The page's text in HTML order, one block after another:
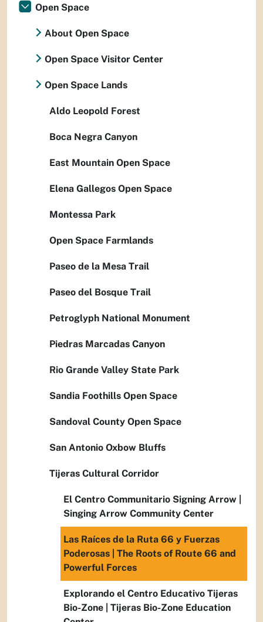
Open Space
About Open Space
Open Space Visitor Center
Open Space Lands
Aldo Leopold Forest
Boca Negra Canyon
East Mountain Open Space
Elena Gallegos Open Space
Montessa Park
Open Space Farmlands
Paseo de la Mesa Trail
Paseo del Bosque Trail
Petroglyph National Monument
Piedras Marcadas Canyon
Rio Grande Valley State Park
Sandia Foothills Open Space
Sandoval County Open Space
San Antonio Oxbow Bluffs
Tijeras Cultural Corridor
El Centro Communitario Signing Arrow |
Singing Arrow Community Center
Las Raíces de la Ruta 66 y Fuerzas
Poderosas | The Roots of Route 66 and
Powerful Forces
Explorando el Centro Educativo Tijeras
Bio-Zone | Tijeras Bio-Zone Education